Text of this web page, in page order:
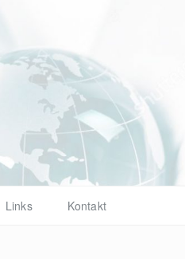
Links Kontakt